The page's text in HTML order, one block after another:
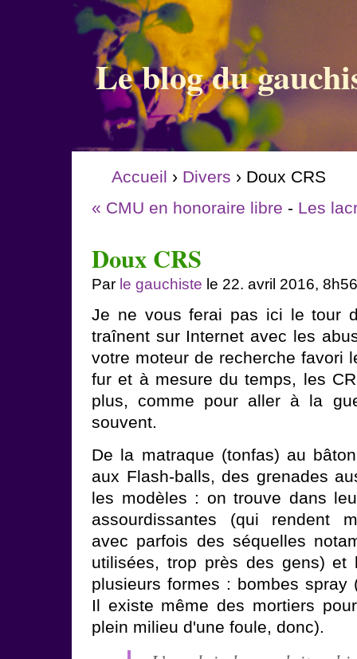
Le blog du
Accueil › Divers › Doux CRS
« CMU en honoraire libre - Les
Doux CRS
Par le gauchiste le 22. avril 2016,
Je ne vous ferai pas ici le tour
traînent sur Internet avec les
votre moteur de recherche favori
fur et à mesure du temps, les
plus, comme pour aller à la
souvent.
De la matraque (tonfas) au
aux Flash-balls, des grenades
les modèles : on trouve dans
assourdissantes (qui rendent
avec parfois des séquelles
utilisées, trop près des gens) et
plusieurs formes : bombes spray
Il existe même des mortiers
plein milieu d'une foule, donc).